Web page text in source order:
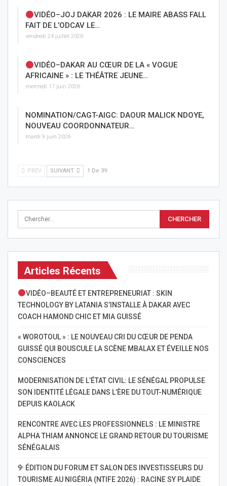
VIDÉO–JOJ DAKAR 2026 : LE MAIRE ABASS FALL
FAIT DE L’ODCAV LE…
vendredi 24 juillet 2026
VIDÉO–DAKAR AU CŒUR DE LA « VOGUE
AFRICAINE » : LE THÉÂTRE JEUNE…
mercredi 17 juin 2026
NOMINATION/CAGT-AIGC: DAOUR MALICK NDOYE,
NOUVEAU COORDONNATEUR…
mardi 9 juin 2026
PREV SUIVANT 1 De 39
Articles Récents
VIDÉO–BEAUTÉ ET ENTREPRENEURIAT : SKIN
TECHNOLOGY BY LATANIA S’INSTALLE À DAKAR AVEC
COACH HAMOND CHIC ET MIA GUISSÉ
« WOROTOUL » : LE NOUVEAU CRI DU CŒUR DE PENDA
GUISSÉ QUI BOUSCULE LA SCÈNE MBALAX ET ÉVEILLE NOS
CONSCIENCES
MODERNISATION DE L’ÉTAT CIVIL: LE SÉNÉGAL PROPULSE
SON IDENTITÉ LÉGALE DANS L’ÈRE DU TOUT-NUMÉRIQUE
DEPUIS KAOLACK
RENCONTRE AVEC LES PROFESSIONNELS : LE MINISTRE
ALPHA THIAM ANNONCE LE GRAND RETOUR DU TOURISME
SÉNÉGALAIS
9ᵉ ÉDITION DU FORUM ET SALON DES INVESTISSEURS DU
TOURISME AU NIGÉRIA (NTIFE 2026) : RACINE SY PLAIDE